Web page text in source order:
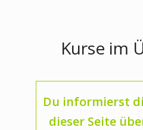
Kurse im
Du informierst
dieser Seite